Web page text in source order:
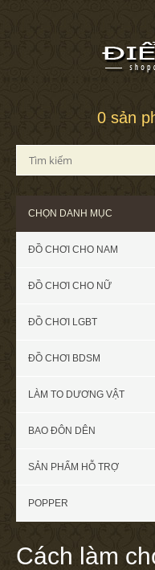
0 sản
CHỌN DANH MỤC
ĐỒ CHƠI CHO NAM
ĐỒ CHƠI CHO NỮ
ĐỒ CHƠI LGBT
ĐỒ CHƠI BDSM
LÀM TO DƯƠNG VẬT
BAO ĐÔN DÊN
SẢN PHẨM HỖ TRỢ
POPPER
Cách làm